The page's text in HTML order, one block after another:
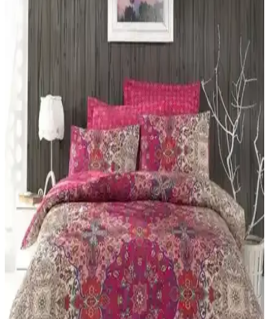
Yataş Bedding Silva Çift Kişilik Nevresim Takımı
Modern ve Enerjik Tasarımıyla Odalara Canlılık
Silva nevresim takımı, canlı kırmızı renk ve modern desenleriyle
yatak odalarına ferah ve enerjik bir atmosfer sağlar, dayanıklı
kumaşıyla uzun ömürlü kullanım sunar.
Nacarev Mega Boy Pencereli Kare Ekose Bej Yastık
Yorgan Düzenleyici Hurç: Saklama Çözümü
Bej kare ekose desenli Nacarev Mega Boy Pencereli Hurç,
90x50x50 cm hacmiyle yatak takımları ve sezonluk eşyalar için
geniş depolama sağlar. Şeffaf pencere içerik görünümü ve çift yönlü
fermuar ile pratik ve koruyucudur.
Yataş Aden Ranforce ve Astrid Tek Kişilik Nevresim
Setleri Karşılaştırması
Yataş Aden ve Astrid nevresim setleri, malzeme, tasarım ve
dayanıklılık açısından karşılaştırıldı. Her iki ürünün özellikleri,
kullanıcı yorumları ve bakım detaylarıyla en uygun seçimi
yapmanıza yardımcı olur.
Tulip vs Valezium Tek Kişilik Nevresim Takımları:
Konfor ve Dayanıklılık